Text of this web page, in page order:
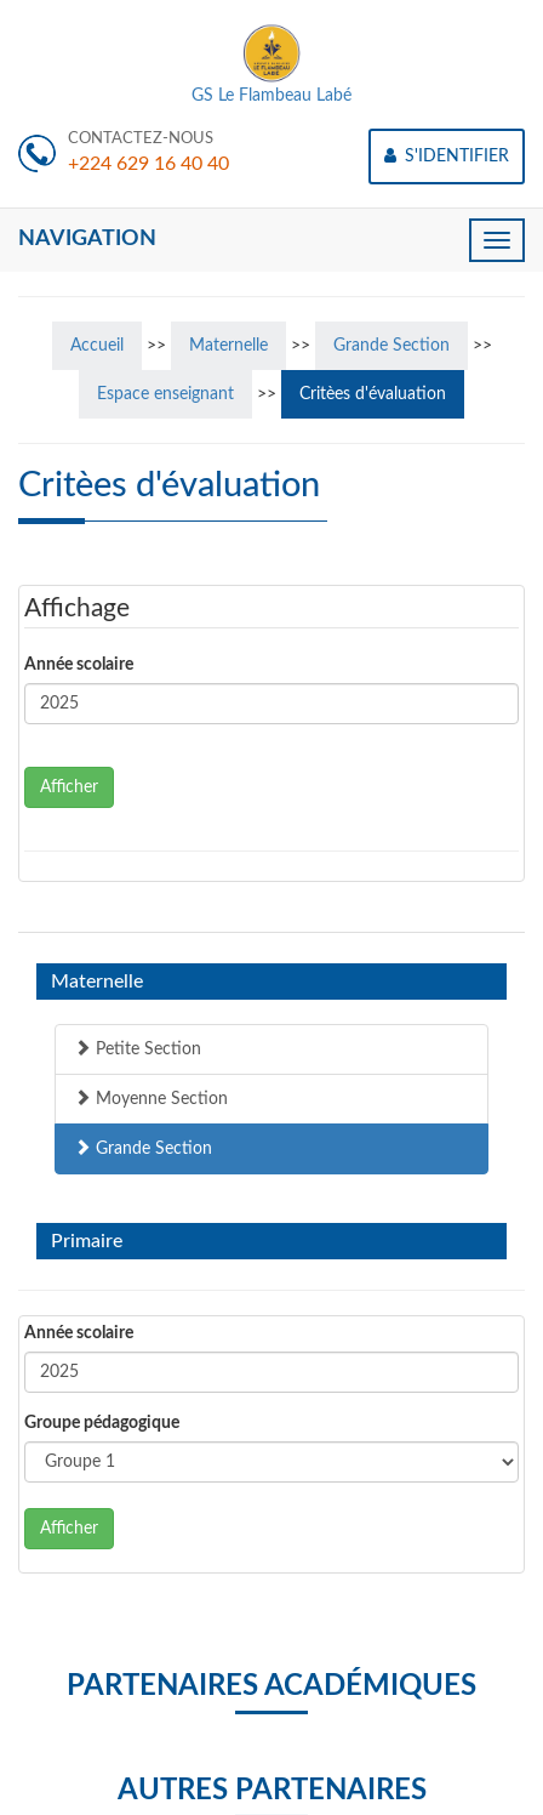
GS Le Flambeau Labé
CONTACTEZ-NOUS
+224 629 16 40 40 S'IDENTIFIER
Toggle
NAVIGATION
Accueil >> Maternelle >> Grande Section >>
Espace enseignant >> Critèes d'évaluation
Critèes d'évaluation
Affichage
Année scolaire
Afficher
Maternelle
Petite Section
Moyenne Section
Grande Section
Primaire
Année scolaire
Groupe pédagogique
Afficher
PARTENAIRES ACADÉMIQUES
AUTRES PARTENAIRES